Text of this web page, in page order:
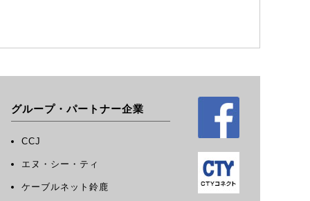
グループ・パートナー企業
CCJ
エヌ・シー・ティ
ケーブルネット鈴鹿